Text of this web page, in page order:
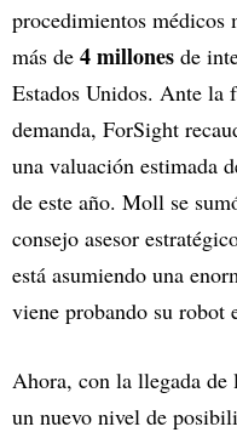
procedimientos médicos
más de 4 millones de
Estados Unidos. Ante la
demanda, ForSight
una valuación estimada
de este año. Moll se
consejo asesor
está asumiendo una
viene probando su robot
Ahora, con la llegada
un nuevo nivel de